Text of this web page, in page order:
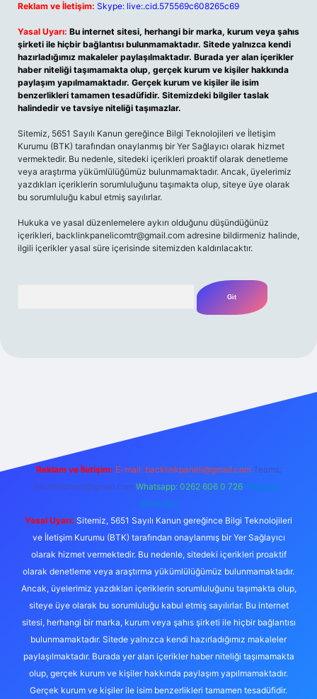
Reklam ve İletişim: Skype: live:.cid.575569c608265c69
Yasal Uyarı: Bu internet sitesi, herhangi bir marka, kurum veya şahıs
şirketi ile hiçbir bağlantısı bulunmamaktadır. Sitede yalnızca kendi
hazırladığımız makaleler paylaşılmaktadır. Burada yer alan içerikler
haber niteliği taşımamakta olup, gerçek kurum ve kişiler hakkında
paylaşım yapılmamaktadır. Gerçek kurum ve kişiler ile isim
benzerlikleri tamamen tesadüfidir. Sitemizdeki bilgiler taslak
halindedir ve tavsiye niteliği taşımazlar.
Sitemiz, 5651 Sayılı Kanun gereğince Bilgi Teknolojileri ve İletişim
Kurumu (BTK) tarafından onaylanmış bir Yer Sağlayıcı olarak hizmet
vermektedir. Bu nedenle, sitedeki içerikleri proaktif olarak denetleme
veya araştırma yükümlülüğümüz bulunmamaktadır. Ancak, üyelerimiz
yazdıkları içeriklerin sorumluluğunu taşımakta olup, siteye üye olarak
bu sorumluluğu kabul etmiş sayılırlar.
Hukuka ve yasal düzenlemelere aykırı olduğunu düşündüğünüz
içerikleri, backlinkpanelicomtr@gmail.com adresine bildirmeniz halinde,
ilgili içerikler yasal süre içerisinde sitemizden kaldırılacaktır.
Reklam ve İletişim: E-mail: backlinkpaneli@gmail.com Teams:
forumhizmeti@gmail.com Whatsapp: 0262 606 0 726 Telegram:
@karabul
Yasal Uyarı: Sitemiz, 5651 Sayılı Kanun gereğince Bilgi Teknolojileri
ve İletişim Kurumu (BTK) tarafından onaylanmış bir Yer Sağlayıcı
olarak hizmet vermektedir. Bu nedenle, sitedeki içerikleri proaktif
olarak denetleme veya araştırma yükümlülüğümüz bulunmamaktadır.
Ancak, üyelerimiz yazdıkları içeriklerin sorumluluğunu taşımakta olup,
siteye üye olarak bu sorumluluğu kabul etmiş sayılırlar. Bu internet
sitesi, herhangi bir marka, kurum veya şahıs şirketi ile hiçbir bağlantısı
bulunmamaktadır. Sitede yalnızca kendi hazırladığımız makaleler
paylaşılmaktadır. Burada yer alan içerikler haber niteliği taşımamakta
olup, gerçek kurum ve kişiler hakkında paylaşım yapılmamaktadır.
Gerçek kurum ve kişiler ile isim benzerlikleri tamamen tesadüfidir.